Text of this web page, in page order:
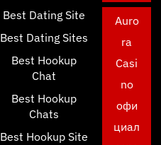
Best Dating Site
Best Dating Sites
Best Hookup
Chat
Best Hookup
Chats
Best Hookup Site
Auro
ra
Casi
no
офи
циал